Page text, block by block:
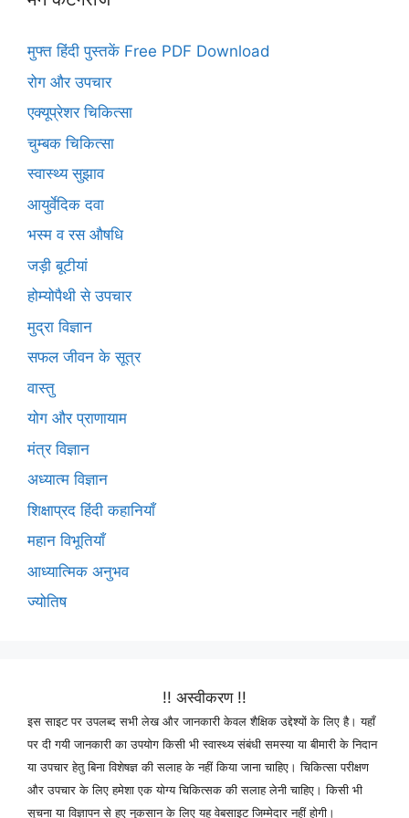
मुफ्त हिंदी पुस्तकें Free PDF Download
रोग और उपचार
एक्यूप्रेशर चिकित्सा
चुम्बक चिकित्सा
स्वास्थ्य सुझाव
आयुर्वेदिक दवा
भस्म व रस औषधि
जड़ी बूटीयां
होम्योपैथी से उपचार
मुद्रा विज्ञान
सफल जीवन के सूत्र
वास्तु
योग और प्राणायाम
मंत्र विज्ञान
अध्यात्म विज्ञान
शिक्षाप्रद हिंदी कहानियाँ
महान विभूतियाँ
आध्यात्मिक अनुभव
ज्योतिष
!! अस्वीकरण !!
इस साइट पर उपलब्द सभी लेख और जानकारी केवल शैक्षिक उद्देश्यों के लिए है। यहाँ
पर दी गयी जानकारी का उपयोग किसी भी स्वास्थ्य संबंधी समस्या या बीमारी के निदान
या उपचार हेतु बिना विशेषज्ञ की सलाह के नहीं किया जाना चाहिए। चिकित्सा परीक्षण
और उपचार के लिए हमेशा एक योग्य चिकित्सक की सलाह लेनी चाहिए। किसी भी
सूचना या विज्ञापन से हुए नुकसान के लिए यह वेबसाइट जिम्मेदार नहीं होगी।